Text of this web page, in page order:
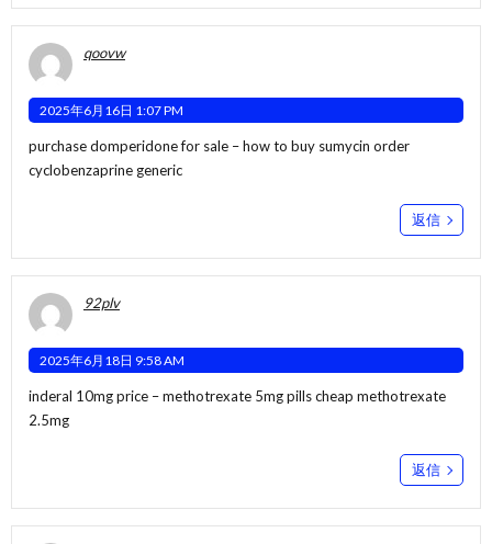
qoovw
2025年6月16日 1:07 PM
purchase domperidone for sale –how to buy sumycin order
cyclobenzaprine generic
返信
92plv
2025年6月18日 9:58 AM
inderal 10mg price –methotrexate 5mg pillscheap methotrexate
2.5mg
返信